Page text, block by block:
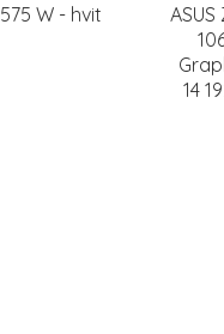
W - hvit
14